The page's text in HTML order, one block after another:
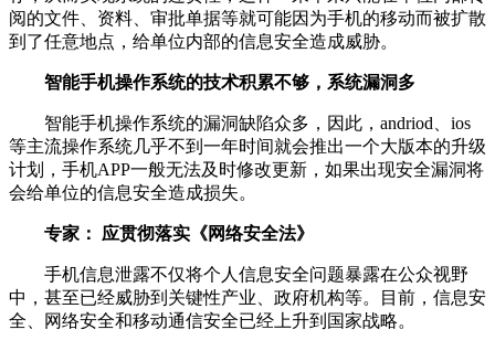
阅的文件、资料、审批单据等就可能因为手机的移动而被扩散
到了任意地点，给单位内部的信息安全造成威胁。
智能手机操作系统的技术积累不够，系统漏洞多
智能手机操作系统的漏洞缺陷众多，因此，andriod、ios
等主流操作系统几乎不到一年时间就会推出一个大版本的升级
计划，手机APP一般无法及时修改更新，如果出现安全漏洞将
会给单位的信息安全造成损失。
专家： 应贯彻落实《网络安全法》
手机信息泄露不仅将个人信息安全问题暴露在公众视野
中，甚至已经威胁到关键性产业、政府机构等。目前，信息安
全、网络安全和移动通信安全已经上升到国家战略。